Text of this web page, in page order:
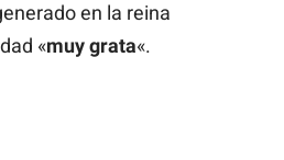
en la reina
«muy grata«.